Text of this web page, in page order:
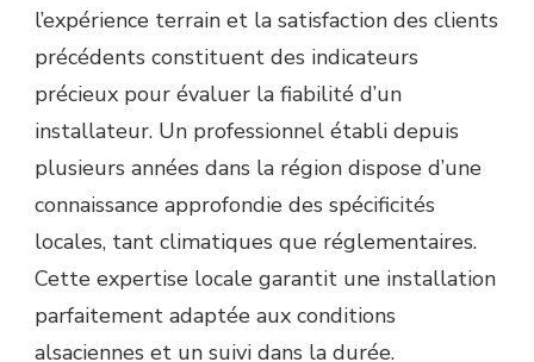
l’expérience terrain et la satisfaction des clients
précédents constituent des indicateurs
précieux pour évaluer la fiabilité d’un
installateur. Un professionnel établi depuis
plusieurs années dans la région dispose d’une
connaissance approfondie des spécificités
locales, tant climatiques que réglementaires.
Cette expertise locale garantit une installation
parfaitement adaptée aux conditions
alsaciennes et un suivi dans la durée.